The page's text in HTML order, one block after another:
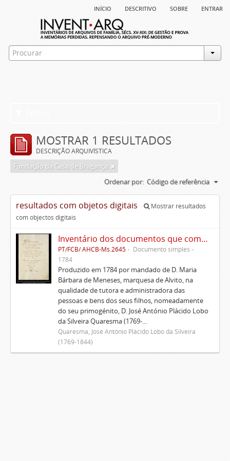
início descritivo sobre entrar
MOSTRAR 1 RESULTADOS
DESCRIÇÃO ARQUIVÍSTICA
Fundação da Casa de Bragança
Ordenar por: Código de referência
resultados com objetos digitais
Mostrar resultados
com objectos digitais
Inventário dos documentos que compõem o cartório da Casa de Alvito
PT/FCB/ AHCB-Ms.2645
Documento simples
1784
Produzido em 1784 por mandado de D. Maria
Bárbara de Meneses, marquesa de Alvito, na
qualidade de tutora e administradora das
pessoas e bens dos seus filhos, nomeadamente
do seu primogénito, D. José António Plácido Lobo
da Silveira Quaresma (1769-...
Quaresma, José António Plácido Lobo da Silveira
(1769-1844)